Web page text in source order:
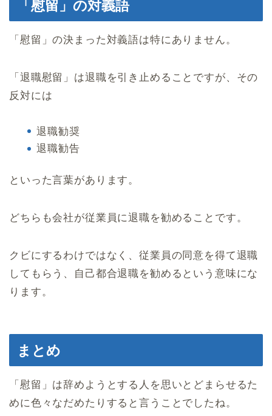
「慰留」の対義語
「慰留」の決まった対義語は特にありません。
「退職慰留」は退職を引き止めることですが、その
反対には
退職勧奨
退職勧告
といった言葉があります。
どちらも会社が従業員に退職を勧めることです。
クビにするわけではなく、従業員の同意を得て退職
してもらう、自己都合退職を勧めるという意味にな
ります。
まとめ
「慰留」は辞めようとする人を思いとどまらせるた
めに色々なだめたりすると言うことでしたね。